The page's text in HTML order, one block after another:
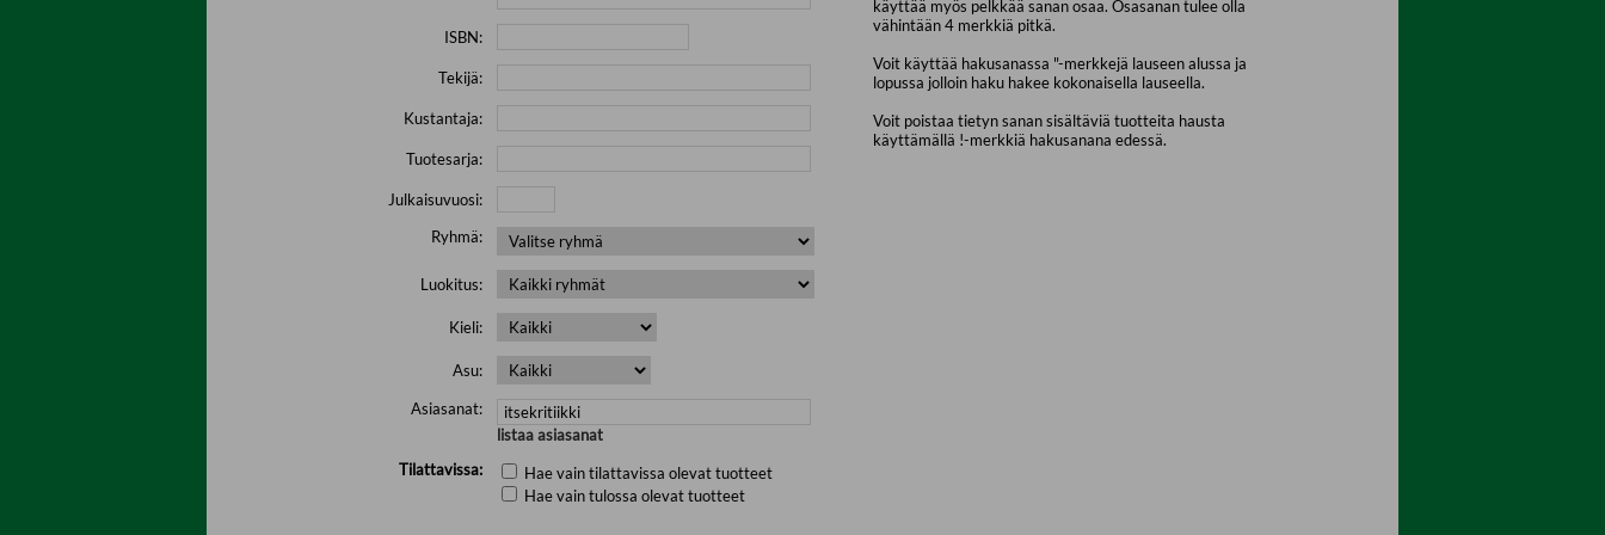
ISBN:
Tekijä:
Kustantaja:
Tuotesarja:
Julkaisuvuosi:
Ryhmä:
Luokitus:
Kieli:
Asu:
Asiasanat:
listaa asiasanat
Tilattavissa:
Hae vain tilattavissa olevat tuotteet
Hae vain tulossa olevat tuotteet
käyttää myös pelkkää sanan osaa. Osasanan tulee olla
vähintään 4 merkkiä pitkä.
Voit käyttää hakusanassa "-merkkejä lauseen alussa ja
lopussa jolloin haku hakee kokonaisella lauseella.
Voit poistaa tietyn sanan sisältäviä tuotteita hausta
käyttämällä !-merkkiä hakusanana edessä.